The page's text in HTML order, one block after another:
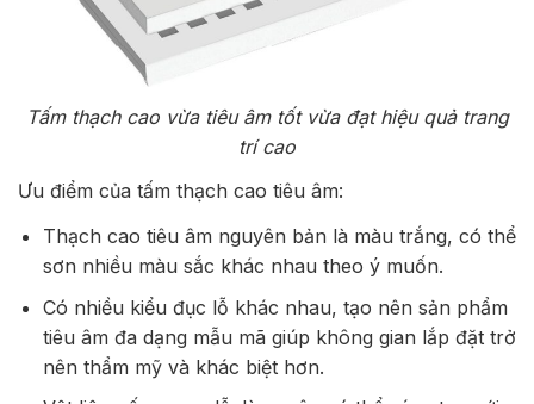
Tấm thạch cao vừa tiêu âm tốt vừa đạt hiệu quả trang
trí cao
Ưu điểm của tấm thạch cao tiêu âm:
Thạch cao tiêu âm nguyên bản là màu trắng, có thể
sơn nhiều màu sắc khác nhau theo ý muốn.
Có nhiều kiểu đục lỗ khác nhau, tạo nên sản phẩm
tiêu âm đa dạng mẫu mã giúp không gian lắp đặt trở
nên thẩm mỹ và khác biệt hơn.